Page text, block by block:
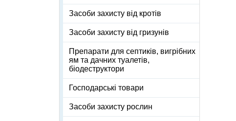
Засоби захисту від кротів
Засоби захисту від гризунів
Препарати для септиків, вигрібних
ям та дачних туалетів,
біодеструктори
Господарські товари
Засоби захисту рослин